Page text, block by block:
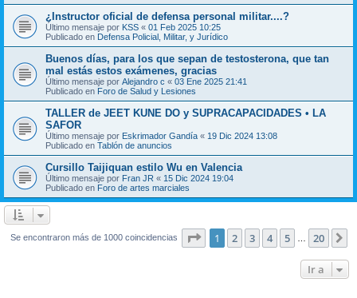
¿Instructor oficial de defensa personal militar....?
Último mensaje por KSS « 01 Feb 2025 10:25
Publicado en Defensa Policial, Militar, y Jurídico
Buenos días, para los que sepan de testosterona, que tan
mal estás estos exámenes, gracias
Último mensaje por Alejandro c « 03 Ene 2025 21:41
Publicado en Foro de Salud y Lesiones
TALLER de JEET KUNE DO y SUPRACAPACIDADES • LA
SAFOR
Último mensaje por Eskrimador Gandía « 19 Dic 2024 13:08
Publicado en Tablón de anuncios
Cursillo Taijiquan estilo Wu en Valencia
Último mensaje por Fran JR « 15 Dic 2024 19:04
Publicado en Foro de artes marciales
Se encontraron más de 1000 coincidencias Página de 20
1 2 3 4 5 20
Ir a